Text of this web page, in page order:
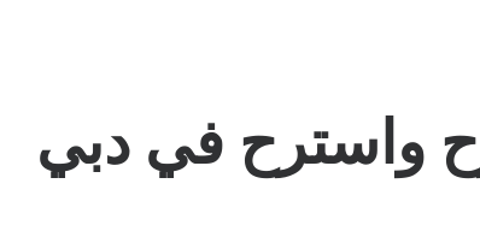
واسترح في دبي